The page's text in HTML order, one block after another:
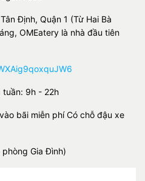
Định, Quận 1 (Từ Hai Bà
OMEatery là nhà đầu tiên
9h - 22h
bãi miễn phí Có chỗ đậu xe
Gia Đình)